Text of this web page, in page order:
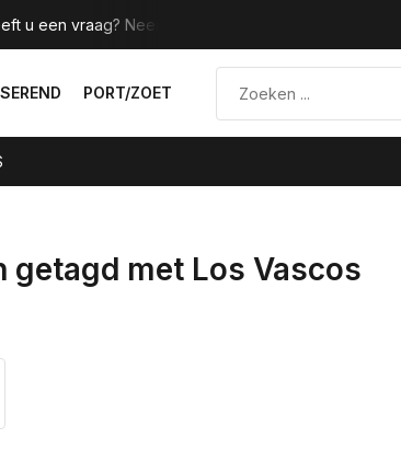
u een vraag? Neem contact met ons op.
PORT/ZOET
getagd met Los Vascos